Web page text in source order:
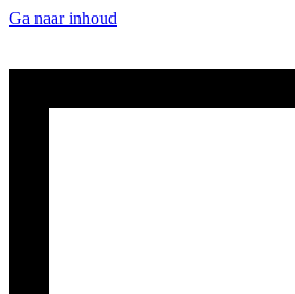
Ga naar inhoud